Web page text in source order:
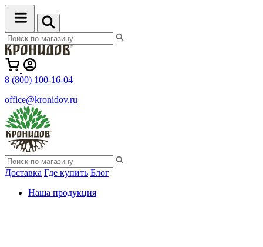
8 (800) 100-16-04
office@kronidov.ru
Доставка Где купить Блог
Наша продукция